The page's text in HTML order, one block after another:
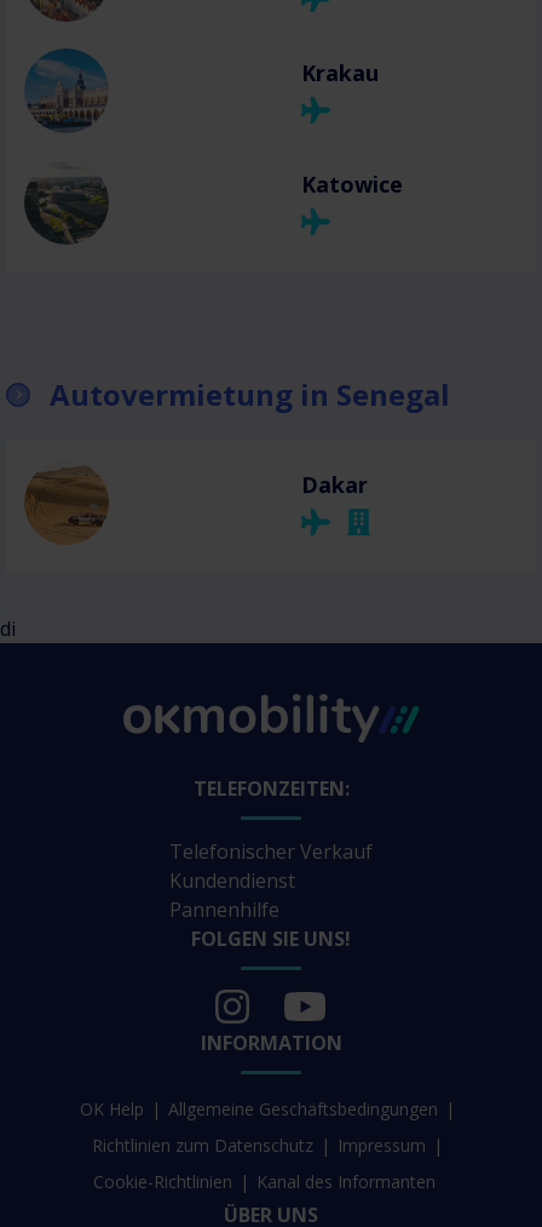
Krakau
Katowice
Autovermietung in Senegal
Dakar
di
TELEFONZEITEN:
Telefonischer Verkauf
Kundendienst
Pannenhilfe
FOLGEN SIE UNS!
INFORMATION
OK Help
Allgemeine Geschäftsbedingungen
Richtlinien zum Datenschutz
Impressum
Cookie-Richtlinien
Kanal des Informanten
ÜBER UNS